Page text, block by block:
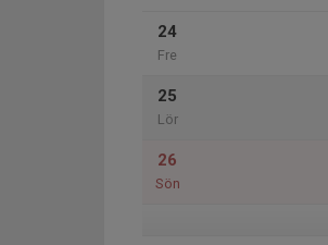
24
Fre
25
Lör
26
Sön